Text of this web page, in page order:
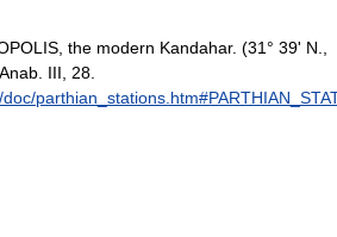
the modern Kandahar. (31° 39' N.,
III, 28.